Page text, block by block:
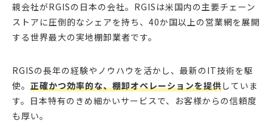
親会社がRGISの日本の会社。RGISは米国内の主要チェーン
ストアに圧倒的なシェアを持ち、40か国以上の営業網を展開
する世界最大の実地棚卸業者です。
RGISの長年の経験やノウハウを活かし、最新のIT技術を駆
使。 正確かつ効率的な、棚卸オペレーションを提供していま
す。日本特有のきめ細かいサービスで、お客様からの信頼度
も厚い。